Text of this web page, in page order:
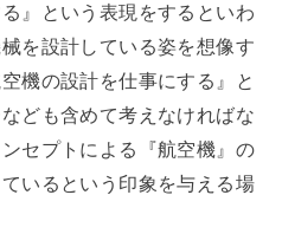
』という表現をするといわ
を設計している姿を想像す
機の設計を仕事にする』と
ども含めて考えなければな
セプトによる『航空機』の
いるという印象を与える場